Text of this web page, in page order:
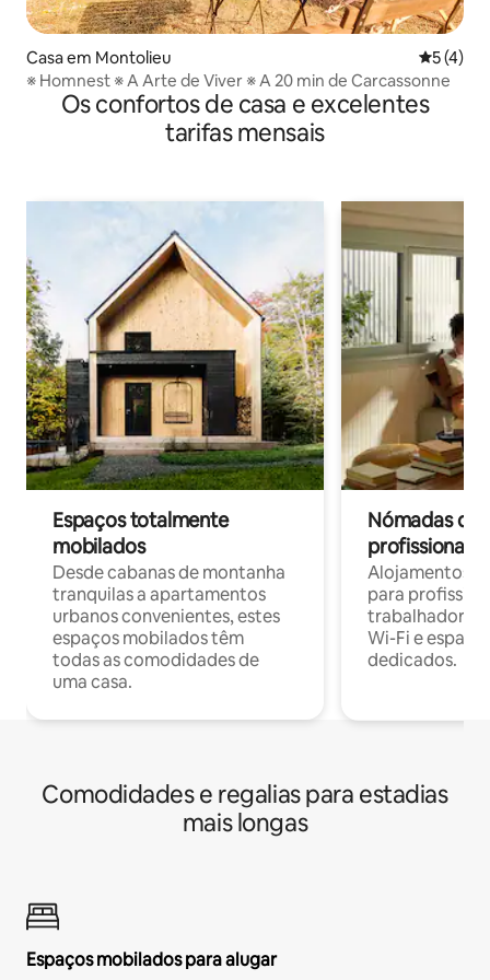
Casa em Montolieu
5 (4)
※ Homnest ※ A Arte de Viver ※ A 20 min de Carcassonne
Os confortos de casa e excelentes
tarifas mensais
Espaços totalmente
mobilados
Desde cabanas de montanha
tranquilas a apartamentos
urbanos convenientes, estes
espaços mobilados têm
todas as comodidades de
uma casa.
Nómadas
profissionais
Alojamentos
para
trabalhadores
Wi-Fi e
dedicados.
Comodidades e regalias para estadias
mais longas
Espaços mobilados para alugar